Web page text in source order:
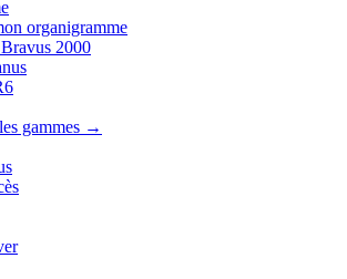
organigramme
2000
gammes →